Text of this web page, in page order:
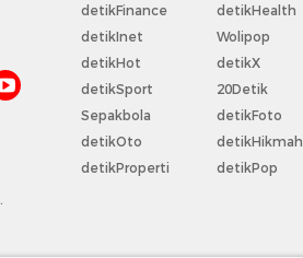
detikFinance
detikInet
detikHot
detikSport
Sepakbola
detikOto
detikProperti
detikHealth
Wolipop
detikX
20Detik
detikFoto
detikHikmah
detikPop